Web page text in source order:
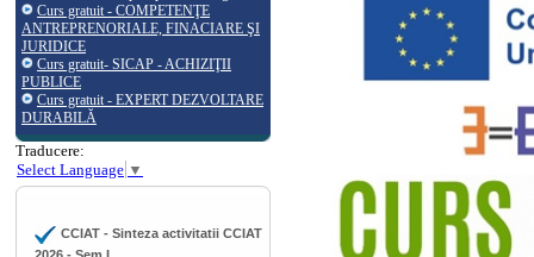
Curs gratuit - COMPETENŢE
ANTREPRENORIALE, FINACIARE ŞI
JURIDICE
Curs gratuit- SICAP - ACHIZIŢII
PUBLICE
Curs gratuit - EXPERT DEZVOLTARE
DURABILĂ
Traducere:
Select Language ▼
CCIAT - Sinteza activitatii CCIAT